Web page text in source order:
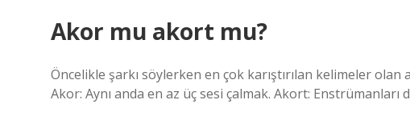
Akor mu akort mu?
Öncelikle şarkı söylerken en çok karıştırılan kelimeler
Akor: Aynı anda en az üç sesi çalmak. Akort: